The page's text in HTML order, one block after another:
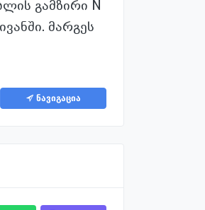
გამზირი N
მარგეს
ნავიგაცია